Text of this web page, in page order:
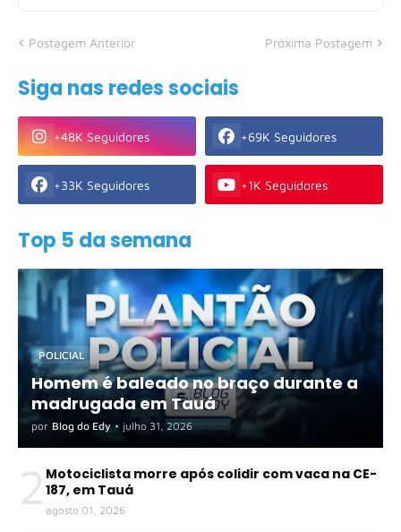
Postagem Anterior Próxima Postagem
Siga nas redes sociais
+48K Seguidores +69K Seguidores
+33K Seguidores +1K Seguidores
Top 5 da semana
POLICIAL
Homem é baleado no braço durante a
madrugada em Tauá
por Blog do Edy • julho 31, 2026
2 Motociclista morre após colidir com vaca na CE-
187, em Tauá
agosto 01, 2026